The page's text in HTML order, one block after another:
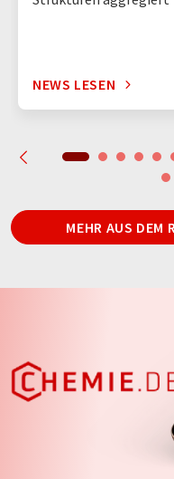
NEWS LESEN
MEHR AUS DEM